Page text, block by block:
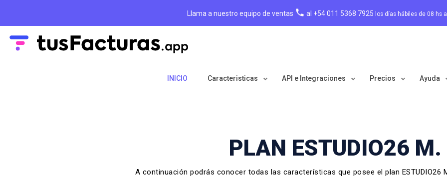
Llama a nuestro equipo de ventas local_phone al +54 011 5368 7925 los días hábiles de 08 hs
INICIO Caracteristicas API e Integraciones Precios Ayuda
PLAN ESTUDIO26 M.
A continuación podrás conocer todas las características que posee el plan ESTUDIO26